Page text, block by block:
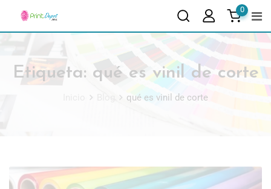
0
Etiqueta: qué es vinil de corte
qué es vinil de corte